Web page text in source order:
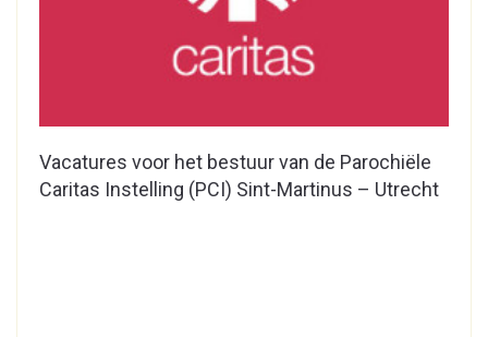
Vacatures voor het bestuur van de Parochiële
Caritas Instelling (PCI) Sint-Martinus – Utrecht